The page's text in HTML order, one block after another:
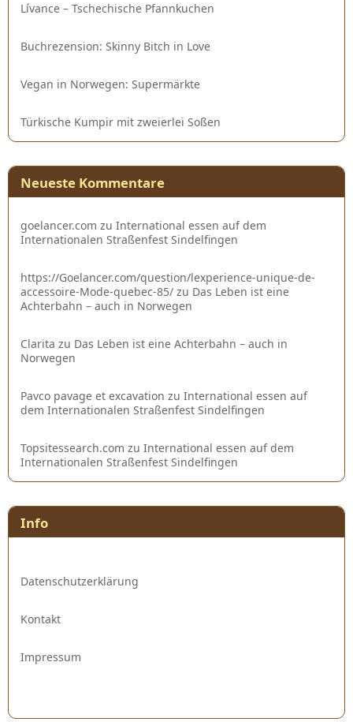
Lívance – Tschechische Pfannkuchen
Buchrezension: Skinny Bitch in Love
Vegan in Norwegen: Supermärkte
Türkische Kumpir mit zweierlei Soßen
Neueste Kommentare
goelancer.com zu International essen auf dem
Internationalen Straßenfest Sindelfingen
https://Goelancer.com/question/lexperience-unique-de-
accessoire-Mode-quebec-85/ zu Das Leben ist eine
Achterbahn – auch in Norwegen
Clarita zu Das Leben ist eine Achterbahn – auch in
Norwegen
Pavco pavage et excavation zu International essen auf
dem Internationalen Straßenfest Sindelfingen
Topsitessearch.com zu International essen auf dem
Internationalen Straßenfest Sindelfingen
Info
Datenschutzerklärung
Kontakt
Impressum